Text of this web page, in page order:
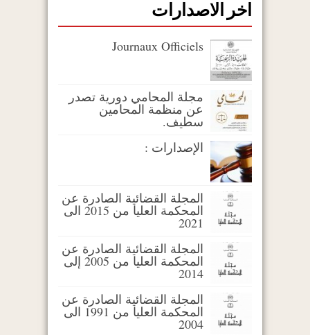
اخر الاصدارات
Journaux Officiels
مجلة المحامي دورية تصدر
عن منظمة المحامين
سطيف.
الإصدارات :
المجلة القضائية الصادرة عن
المحكمة العليا من 2015 الى
2021
المجلة القضائية الصادرة عن
المحكمة العليا من 2005 إلى
2014
المجلة القضائية الصادرة عن
المحكمة العليا من 1991 الى
2004